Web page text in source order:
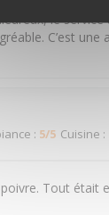
le
C’est une
: 5/5 Cuisine :
Tout était